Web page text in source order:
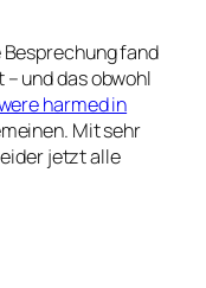
fand
und das obwohl
harmed in
. Mit sehr
jetzt alle